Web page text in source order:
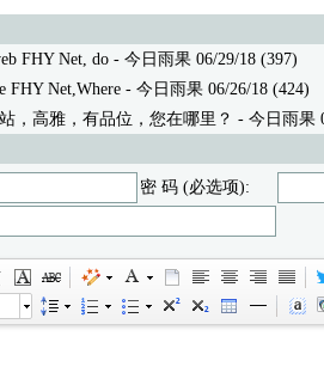
FHY Net, do- 今日雨果 06/29/18 (397)
FHY Net,Where- 今日雨果 06/26/18 (424)
，高雅，有品位，您在哪里？ - 今日雨果
密 码 (必选项):